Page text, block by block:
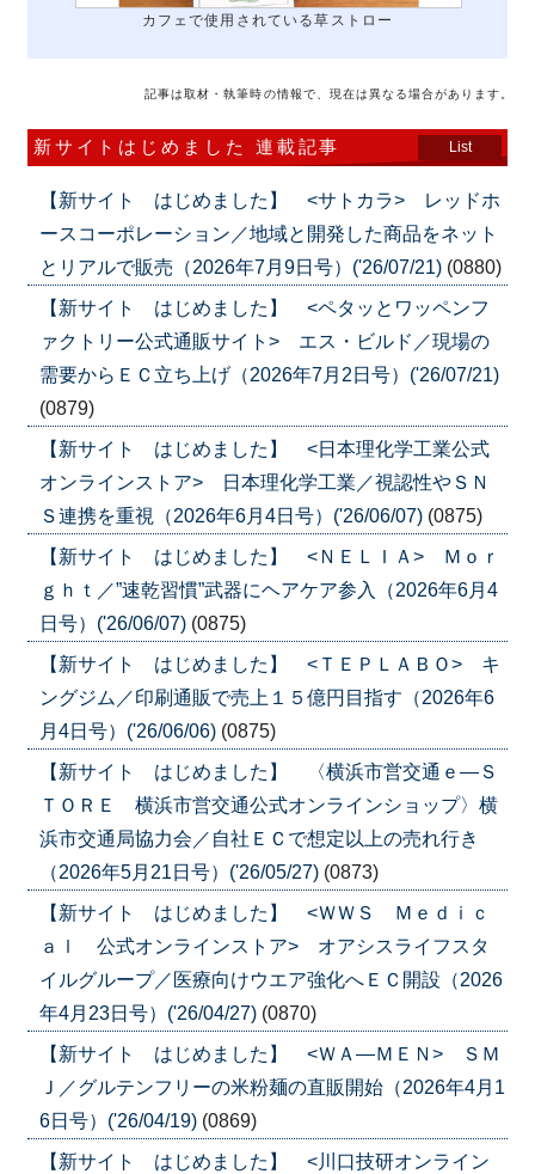
カフェで使用されている草ストロー
記事は取材・執筆時の情報で、現在は異なる場合があります。
新サイトはじめました 連載記事 List
【新サイト はじめました】 <サトカラ> レッドホ
ースコーポレーション／地域と開発した商品をネット
とリアルで販売（2026年7月9日号）('26/07/21) (0880)
【新サイト はじめました】 <ペタッとワッペンフ
ァクトリー公式通販サイト> エス・ビルド／現場の
需要からＥＣ立ち上げ（2026年7月2日号）('26/07/21)
(0879)
【新サイト はじめました】 <日本理化学工業公式
オンラインストア> 日本理化学工業／視認性やＳＮ
Ｓ連携を重視（2026年6月4日号）('26/06/07) (0875)
【新サイト はじめました】 <ＮＥＬＩＡ> Ｍｏｒ
ｇｈｔ／”速乾習慣”武器にヘアケア参入（2026年6月4
日号）('26/06/07) (0875)
【新サイト はじめました】 <ＴＥＰＬＡＢＯ> キ
ングジム／印刷通販で売上１５億円目指す（2026年6
月4日号）('26/06/06) (0875)
【新サイト はじめました】 〈横浜市営交通ｅ―Ｓ
ＴＯＲＥ 横浜市営交通公式オンラインショップ〉横
浜市交通局協力会／自社ＥＣで想定以上の売れ行き
（2026年5月21日号）('26/05/27) (0873)
【新サイト はじめました】 <ＷＷＳ Ｍｅｄｉｃ
ａｌ 公式オンラインストア> オアシスライフスタ
イルグループ／医療向けウエア強化へＥＣ開設（2026
年4月23日号）('26/04/27) (0870)
【新サイト はじめました】 <ＷＡ―ＭＥＮ> ＳＭ
Ｊ／グルテンフリーの米粉麺の直販開始（2026年4月1
6日号）('26/04/19) (0869)
【新サイト はじめました】 <川口技研オンライン